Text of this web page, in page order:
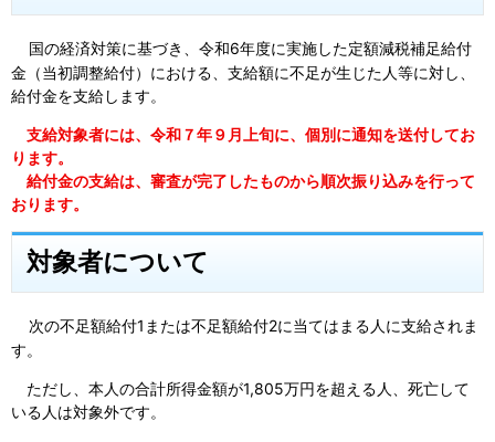
国の経済対策に基づき、令和6年度に実施した定額減税補足給付
金（当初調整給付）における、支給額に不足が生じた人等に対し、
給付金を支給します。
支給対象者には、 令和７年９月上旬に、個別に通知を送付してお
ります。
給付金の支給は、審査が完了したものから順次振り込みを行って
おります。
対象者について
次の不足額給付1または不足額給付2に当てはまる人に支給されま
す。
ただし、本人の合計所得金額が1,805万円を超える人、死亡して
いる人は対象外です。